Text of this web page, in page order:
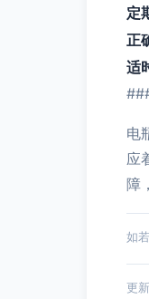
定
正
适
电
应
障
如
更